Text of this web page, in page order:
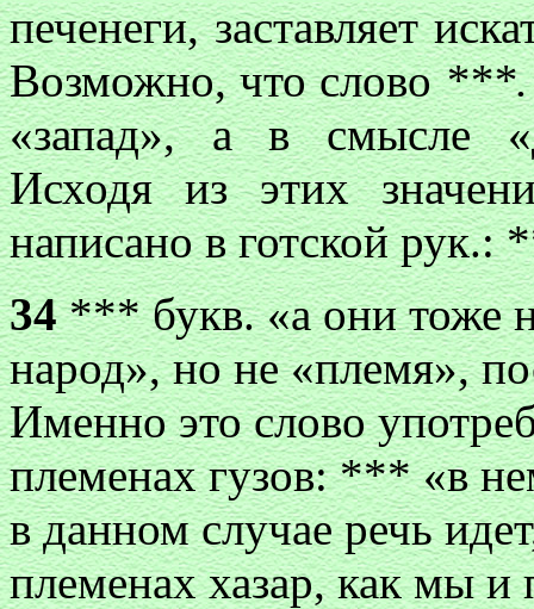
печенеги, заставляет
Возможно, что слово***.
«запад», а в смысле
Исходя из этих
написано в готской рук.:
34*** букв. «а они тоже
народ», но не «племя»,
Именно это слово
племенах гузов: *** «в
в данном случае речь
племенах хазар, как мы и